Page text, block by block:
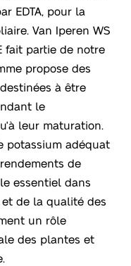
EDTA, pour la
Van Iperen WS
fait partie de notre
propose des
à être
le
leur maturation.
potassium adéquat
de
essentiel dans
de la qualité des
un rôle
des plantes et